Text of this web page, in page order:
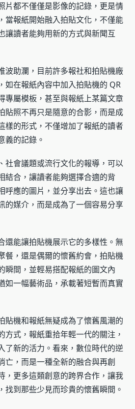
片都不僅僅是影像的記錄，更是情
當報紙開始融入拍貼文化，不僅能
讓讀者能夠用新的方式與新聞互
波助瀾，目前許多報社和拍貼機廠
如在報紙內容中加入拍貼機的 QR
專屬模板，甚至與報紙上某篇文章
貼照不再只是隨意的合影，而是成
樣的形式，不僅增加了報紙的讀者
義的記錄。
社會議題或流行文化的報導，可以
結合，讓讀者能夠選擇合適的背
呼應的圖片，並分享出去。這也讓
的媒介，而是成為了一個容易分享
還能讓拍貼機展示它的多樣性。無
餐，還是偶爾的懷舊約會，拍貼機
瞬間，並輕易搭配報紙的圖文內
如一幅藝術品，承載著短暫而真實
貼機和報紙無疑成為了懷舊風潮的
方式，報紙重拾年輕一代的關注，
了新的活力。看來，數位時代的逆
亡，而是一種全新的融合與再創
，更多這類創意的跨界合作，讓我
找到那些少見而珍貴的懷舊瞬間。